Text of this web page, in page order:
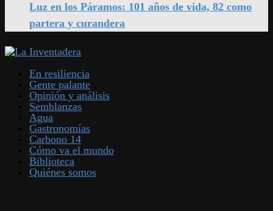
Luz en los Páramos: 101 años de vida, 82 como
partera y curandera
En resiliencia
Gente palante
Opinión y análisis
Semblanzas
Agua
Gastronomías
Carbono 14
Cómo va el mundo
Biblioteca
Quiénes somos